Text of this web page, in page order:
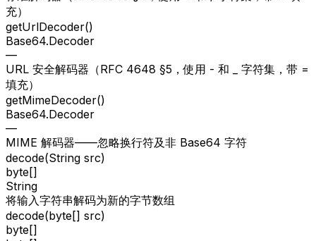
充）
getUrlDecoder()
Base64.Decoder
—
URL 安全解码器（RFC 4648 §5，使用 - 和 _ 字符集，带 =
填充）
getMimeDecoder()
Base64.Decoder
—
MIME 解码器——忽略换行符及非 Base64 字符
decode(String src)
byte[]
String
将输入字符串解码为新的字节数组
decode(byte[] src)
byte[]